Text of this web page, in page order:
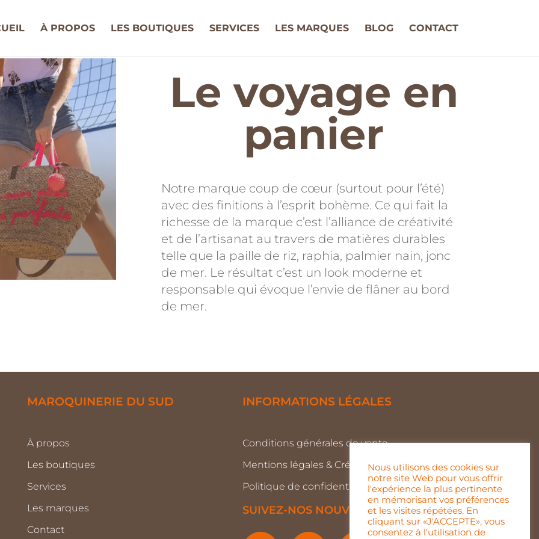
À PROPOS LES BOUTIQUES SERVICES LES MARQUES BLOG CONTACT
Le voyage en
panier
Notre marque coup de cœur (surtout pour l’été)
avec des finitions à l’esprit bohème. Ce qui fait la
richesse de la marque c’est l’alliance de créativité
et de l’artisanat au travers de matières durables
telle que la paille de riz, raphia, palmier nain, jonc
de mer. Le résultat c’est un look moderne et
responsable qui évoque l’envie de flâner au bord
de mer.
MAROQUINERIE DU SUD
À propos
Les boutiques
Services
Les marques
Contact
INFORMATIONS LÉGALES
Conditions générales de vente
Mentions légales & Crédits
Politique de confidentialité
SUIVEZ-NOS NOUVEAUTÉS
Nous utilisons des cookies sur
notre site Web pour vous offrir
l'expérience la plus pertinente
en mémorisant vos préférences
et les visites répétées. En
cliquant sur «J'ACCEPTE», vous
consentez à l'utilisation de